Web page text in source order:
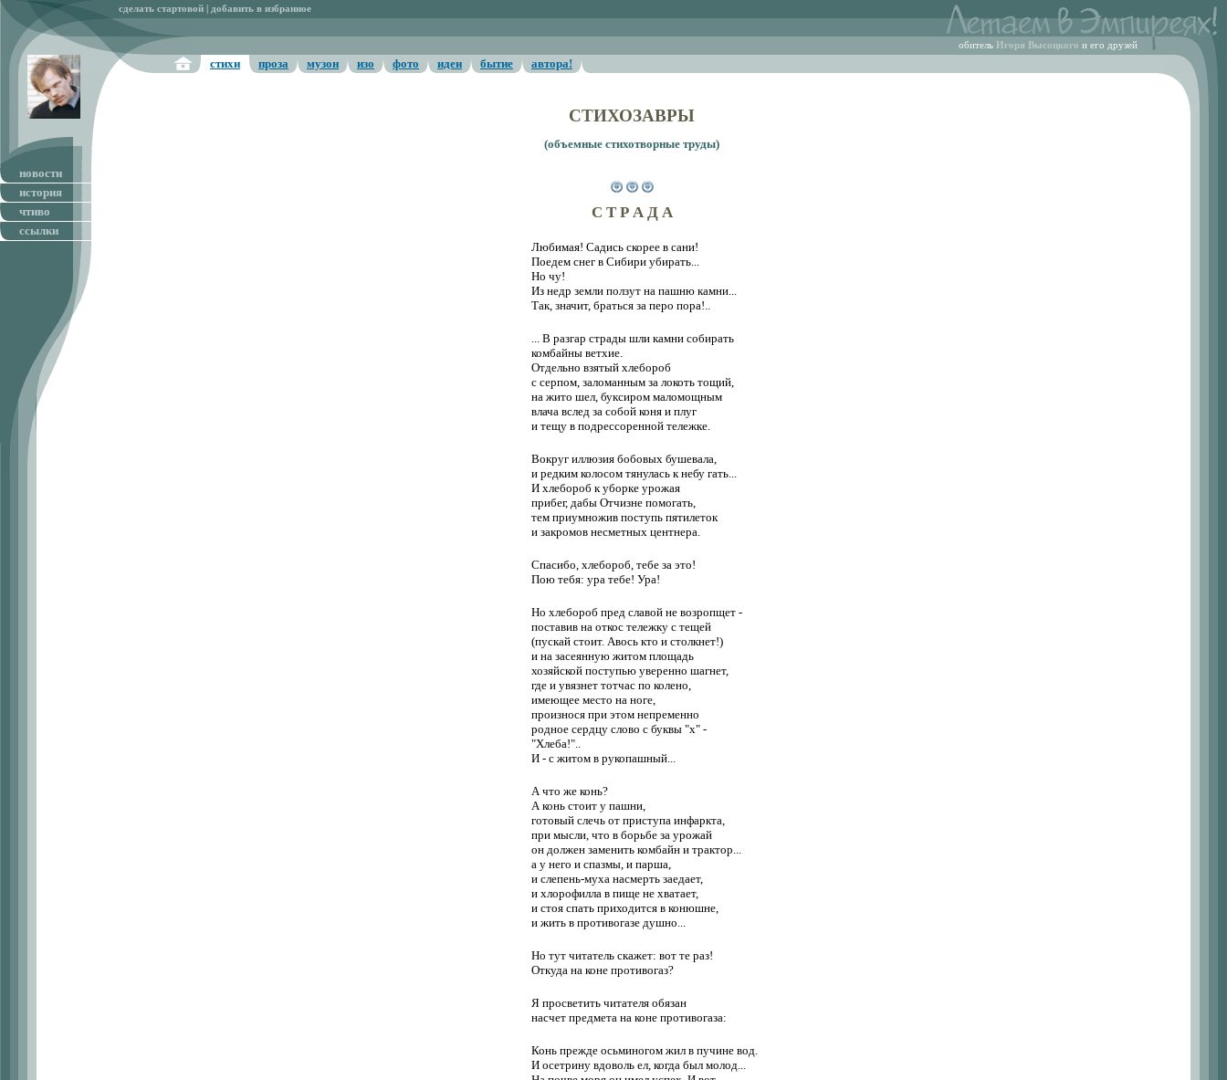
сделать стартовой добавить в избранное
обитель Игоря Высоцкого и его друзей
стихи проза музон изо фото идеи бытие автора!
новости
история
чтиво
ссылки
СТИХОЗАВРЫ
(объемные стихотворные труды)
С Т Р А Д А
Любимая! Садись скорее в сани!
Поедем снег в Сибири убирать...
Но чу!
Из недр земли ползут на пашню камни...
Так, значит, браться за перо пора!..
... В разгар страды шли камни собирать
комбайны ветхие.
Отдельно взятый хлебороб
с серпом, заломанным за локоть тощий,
на жито шел, буксиром маломощным
влача вслед за собой коня и плуг
и тещу в подрессоренной тележке.
Вокруг иллюзия бобовых бушевала,
и редким колосом тянулась к небу гать...
И хлебороб к уборке урожая
прибег, дабы Отчизне помогать,
тем приумножив поступь пятилеток
и закромов несметных центнера.
Спасибо, хлебороб, тебе за это!
Пою тебя: ура тебе! Ура!
Но хлебороб пред славой не возропщет -
поставив на откос тележку с тещей
(пускай стоит. Авось кто и столкнет!)
и на засеянную житом площадь
хозяйской поступью уверенно шагнет,
где и увязнет тотчас по колено,
имеющее место на ноге,
произнося при этом непременно
родное сердцу слово с буквы "х" -
"Хлеба!"..
И - с житом в рукопашный...
А что же конь?
А конь стоит у пашни,
готовый слечь от приступа инфаркта,
при мысли, что в борьбе за урожай
он должен заменить комбайн и трактор...
а у него и спазмы, и парша,
и слепень-муха насмерть заедает,
и хлорофилла в пище не хватает,
и стоя спать приходится в конюшне,
и жить в противогазе душно...
Но тут читатель скажет: вот те раз!
Откуда на коне противогаз?
Я просветить читателя обязан
насчет предмета на коне противогаза:
Конь прежде осьминогом жил в пучине вод.
И осетрину вдоволь ел, когда был молод...